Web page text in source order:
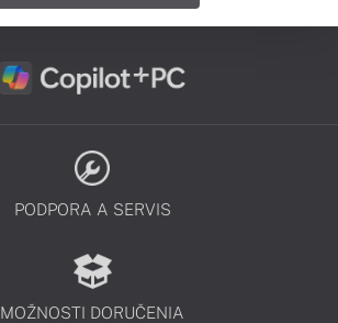
PODPORA A SERVIS
MOŽNOSTI DORUČENIA